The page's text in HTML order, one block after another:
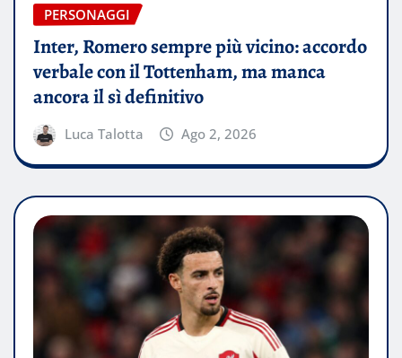
PERSONAGGI
Inter, Romero sempre più vicino: accordo
verbale con il Tottenham, ma manca
ancora il sì definitivo
Luca Talotta Ago 2, 2026